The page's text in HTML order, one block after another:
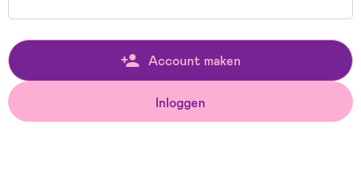
Account maken
Inloggen